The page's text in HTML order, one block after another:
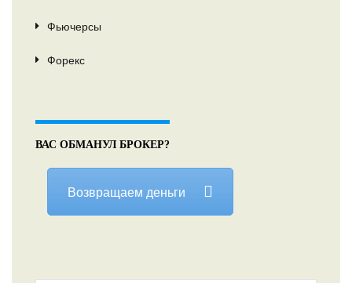
Фьючерсы
Форекс
ВАС ОБМАНУЛ БРОКЕР?
Возвращаем деньги